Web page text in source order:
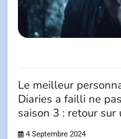
Le meilleur
Diaries a failli ne
saison 3 : retour sur
4 Septembre 2024